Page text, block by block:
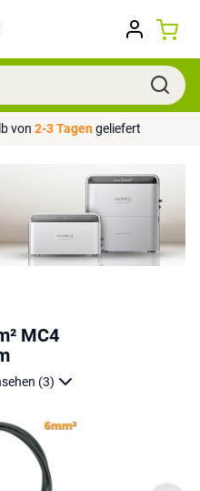
von 2-3 Tagengeliefert
MC4
(3)